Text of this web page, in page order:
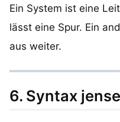
Ein System ist eine
lässt eine Spur. Ein
aus weiter.
6. Syntax